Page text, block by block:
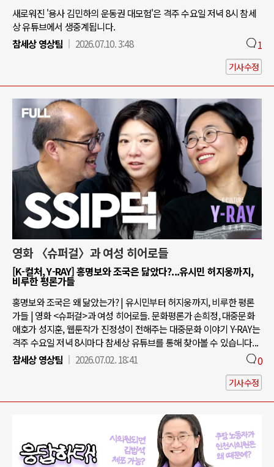
새로워진 '용사 김민하의 운동권 대모험'은 격주 수요일 저녁 8시 참세
상 유튜브에서 생중계됩니다.
참세상 영상팀
2026.07.10. 3:48 1
기사수정
영화 〈슈퍼걸〉과 여성 히어로들
[K-컬처, Y-RAY] 홍명보와 조국은 닮았다?...유시민 허지웅까지,
비루한 평론가들
홍명보와 조국은 왜 닮았는가? | 유시민부터 허지웅까지, 비루한 평론
가들 | 영화 <슈퍼걸>과 여성 히어로들. 문화평론가 손희정, 대중문화
애호가 성지훈, 웹툰작가 진정성이 전해주는 대중문화 이야기 Y-RAY는
격주 수요일 저녁 8시마다 참세상 유튜브를 통해 찾아볼 수 있습니다...
참세상 영상팀
2026.07.02. 18:41 0
기사수정